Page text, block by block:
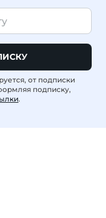
от подписки
подписку,
.